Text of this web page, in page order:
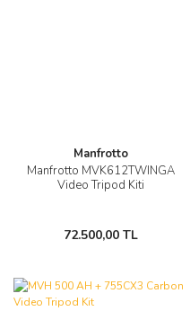
Manfrotto
Manfrotto MVK612TWINGA
Video Tripod Kiti
72.500,00 TL